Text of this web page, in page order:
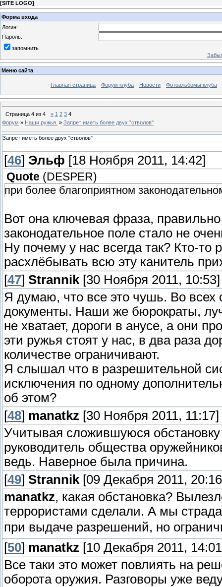
[SITE LOGO]
Форма входа
Логин:
Пароль:
запомнить
Меню сайта
Главная страница Форум клуба Новости Фотоальбомы клуба
Страница 4 из 4 « 1 2 3 4
Форум » Наши ружья. » Запрет иметь более двух "стволов"
Запрет иметь более двух "стволов"
[46] Эльф [18 Ноября 2011, 14:42]
Quote ( DESPER)
при более благоприятном
Вот она ключевая фраза,
законодательное поле стало не
Ну почему у нас всегда так? Кто-
расхлёбывать всю эту канитель
[47] Strannik [30 Ноября 2011, 10:53]
Я думаю, что все это чушь. Во всех
документы. Наши же бюрократы,
не хватает, дороги в анусе, а они
эти ружья стоят у нас, в два раза
количестве ограничивают.
Я слышал что в разрешительной
исключения по одному
об этом?
[48] manatkz [30 Ноября 2011, 11:17]
Учитывая сложившуюся
руководитель общества
ведь. Наверное была причина.
[49] Strannik [09 Декабря 2011,
manatkz, какая обстановка?
террористами сделали. А мы
при выдаче разрешений, но
[50] manatkz [10 Декабря 2011,
Все таки это может повлиять на
оборота оружия. Разговоры уже